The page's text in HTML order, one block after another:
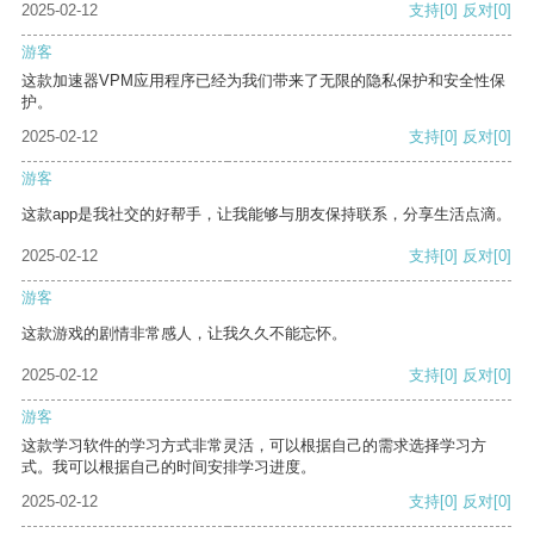
2025-02-12 支持[0] 反对[0]
游客
这款加速器VPM应用程序已经为我们带来了无限的隐私保护和安全性保
护。
2025-02-12
支持[0] 反对[0]
游客
这款app是我社交的好帮手，让我能够与朋友保持联系，分享生活点滴。
2025-02-12 支持[0] 反对[0]
游客
这款游戏的剧情非常感人，让我久久不能忘怀。
2025-02-12 支持[0] 反对[0]
游客
这款学习软件的学习方式非常灵活，可以根据自己的需求选择学习方
式。我可以根据自己的时间安排学习进度。
2025-02-12
支持[0] 反对[0]